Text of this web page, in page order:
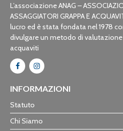
L’associazione ANAG –
ASSAGGIATORI GRAPPA E
lucro ed è stata fondata nel 1978
divulgare un metodo di
acquaviti
INFORMAZIONI
Statuto
Chi Siamo